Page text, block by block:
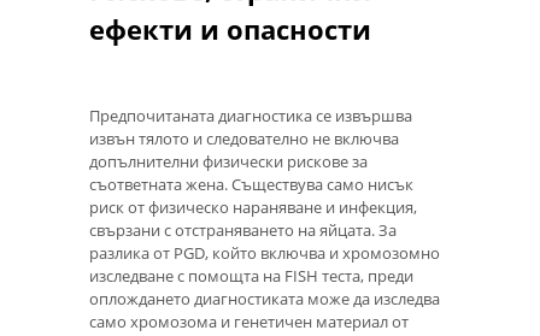
ефекти и опасности
Предпочитаната диагностика се извършва
извън тялото и следователно не включва
допълнителни физически рискове за
съответната жена. Съществува само нисък
риск от физическо нараняване и инфекция,
свързани с отстраняването на яйцата. За
разлика от PGD, който включва и хромозомно
изследване с помощта на FISH теста, преди
оплождането диагностиката може да изследва
само хромозома и генетичен материал от